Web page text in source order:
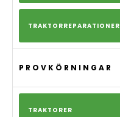
TRAKTORREPARATIONER
PROVKÖRNINGAR
TRAKTORER